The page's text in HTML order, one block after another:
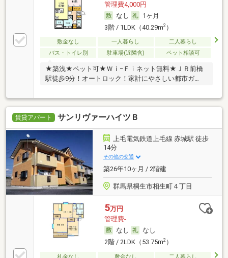
管理費4,000円
なし
1ヶ月
3階 / 1LDK（40.29m2）
敷金なし 一人暮らし
二人暮らし
バス・トイレ別
駐車場(近隣含) ペット相談可
★築浅★ペット可★Ｗｉ−Ｆｉネット無料★ＪＲ前橋
駅徒歩9分！オートロック！家計にやさしい都市ガ
賃貸アパート サンリヴァーハイツＢ
上毛電気鉄道上毛線 赤城駅 徒歩
14分
その他の交通
築26年10ヶ月 / 2階建
群馬県桐生市相生町４丁目
5万円
管理費-
なし
なし
2階 / 2LDK（53.75m2）
礼金なし 敷金なし 二人暮らし